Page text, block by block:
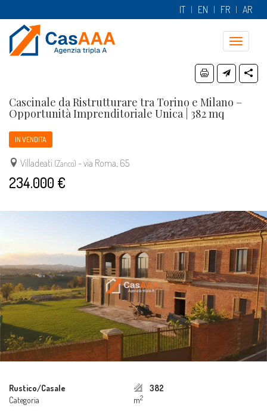
IT EN FR AR
Toggle
Cascinale da Ristrutturare tra Torino e Milano –
Opportunità Imprenditoriale Unica | 382 mq
IN VENDITA
Villadeati (Zanco) - via Roma, 65
234.000 €
Rustico/Casale
Categoria
382
m2